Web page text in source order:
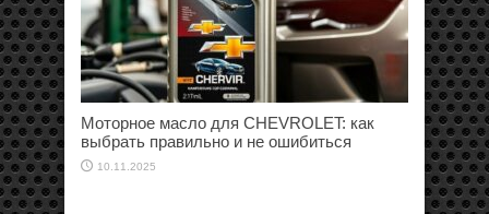
Моторное масло для CHEVROLET: как
выбрать правильно и не ошибиться
10.11.2025